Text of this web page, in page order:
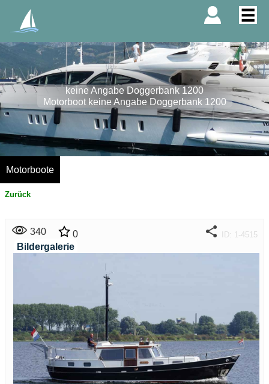
keine Angabe Doggerbank 1200
Motorboot keine Angabe Doggerbank 1200
Motorboote
Zurück
340 0 ID: 1-4515
Bildergalerie